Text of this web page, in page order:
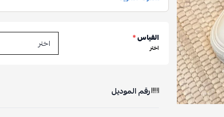
القياس*
اختر
رقم الموديل